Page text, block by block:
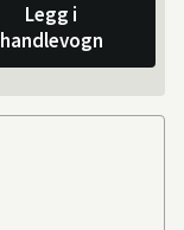
Legg i
handlevogn